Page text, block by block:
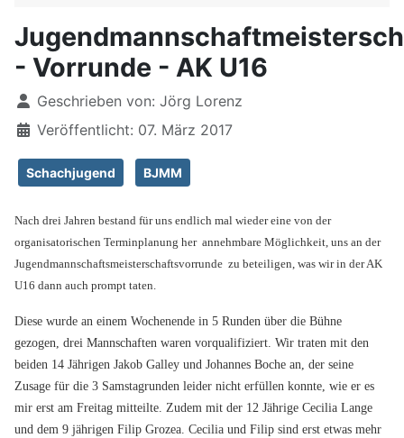
- Vorrunde - AK U16
DetailsGeschrieben von: Jörg Lorenz
Veröffentlicht: 07. März 2017
Schachjugend BJMM
Nach drei Jahren bestand für uns endlich mal wieder eine von der
organisatorischen Terminplanung her annehmbare Möglichkeit, uns an der
Jugendmannschaftsmeisterschaftsvorrunde zu beteiligen, was wir in der AK
U16 dann auch prompt taten.
Diese wurde an einem Wochenende in 5 Runden über die Bühne
gezogen, drei Mannschaften waren vorqualifiziert. Wir traten mit den
beiden 14 Jährigen Jakob Galley und Johannes Boche an, der seine
Zusage für die 3 Samstagrunden leider nicht erfüllen konnte, wie er es
mir erst am Freitag mitteilte. Zudem mit der 12 Jährige Cecilia Lange
und dem 9 jährigen Filip Grozea. Cecilia und Filip sind erst etwas mehr